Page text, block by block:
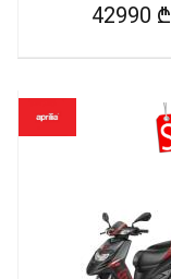
42990 ₾